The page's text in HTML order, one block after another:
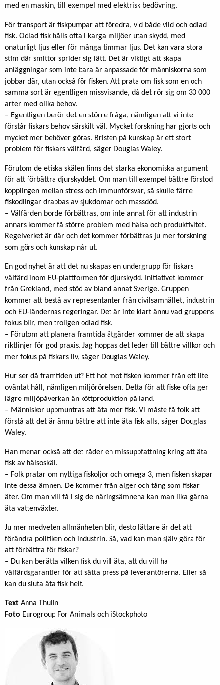
med en maskin, till exempel med elektrisk bedövning.
För transport är fiskpumpar att föredra, vid både vild och odlad
fisk. Odlad fisk hålls ofta i karga miljöer utan skydd, med
onaturligt ljus eller för många timmar ljus. Det kan vara stora
stim där smittor sprider sig lätt. Det är viktigt att skapa
anläggningar som inte bara är anpassade för människorna som
jobbar där, utan också för fisken. Att prata om fisk som en och
samma sort är egentligen missvisande, då det rör sig om 30 000
arter med olika behov.
– Egentligen berör det en större fråga, nämligen att vi inte
förstår fiskars behov särskilt väl. Mycket forskning har gjorts och
mycket mer behöver göras. Bristen på kunskap är ett stort
problem för fiskars välfärd, säger Douglas Waley.
Förutom de etiska skälen finns det starka ekonomiska argument
för att förbättra djurskyddet. Om man till exempel bättre förstod
kopplingen mellan stress och immunförsvar, så skulle färre
fiskodlingar drabbas av sjukdomar och massdöd.
– Välfärden borde förbättras, om inte annat för att industrin
annars kommer få större problem med hälsa och produktivitet.
Regelverket är där och det kommer förbättras ju mer forskning
som görs och kunskap når ut.
En god nyhet är att det nu skapas en undergrupp för fiskars
välfärd inom EU-plattformen för djurskydd. Initiativet kommer
från Grekland, med stöd av bland annat Sverige. Gruppen
kommer att bestå av representanter från civilsamhället, industrin
och EU-ländernas regeringar. Det är inte klart ännu vad gruppens
fokus blir, men troligen odlad fisk.
– Förutom att planera framtida åtgärder kommer de att skapa
riktlinjer för god praxis. Jag hoppas det leder till bättre villkor och
mer fokus på fiskars liv, säger Douglas Waley.
Hur ser då framtiden ut? Ett hot mot fisken kommer från ett lite
oväntat håll, nämligen miljörörelsen. Detta för att fiske ofta ger
lägre miljöpåverkan än köttproduktion på land.
– Människor uppmuntras att äta mer fisk. Vi måste få folk att
förstå att det är ännu bättre att inte äta fisk alls, säger Douglas
Waley.
Han menar också att det råder en missuppfattning kring att äta
fisk av hälsoskäl.
– Folk pratar om nyttiga fiskoljor och omega 3, men fisken skapar
inte dessa ämnen. De kommer från alger och tång som fiskar
äter. Om man vill få i sig de näringsämnena kan man lika gärna
äta vattenväxter.
Ju mer medveten allmänheten blir, desto lättare är det att
förändra politiken och industrin. Så, vad kan man själv göra för
att förbättra för fiskar?
– Du kan berätta vilken fisk du vill äta, att du vill ha
välfärdsgarantier för att sätta press på leverantörerna. Eller så
kan du sluta äta fisk helt.
Text Anna Thulin
Foto Eurogroup For Animals och iStockphoto